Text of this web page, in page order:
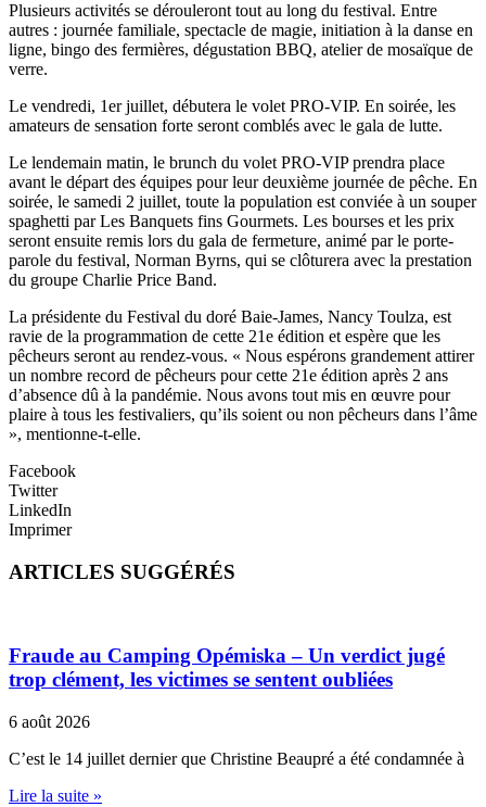
Plusieurs activités se dérouleront tout au long du festival. Entre
autres : journée familiale, spectacle de magie, initiation à la danse en
ligne, bingo des fermières, dégustation BBQ, atelier de mosaïque de
verre.
Le vendredi, 1er juillet, débutera le volet PRO-VIP. En soirée, les
amateurs de sensation forte seront comblés avec le gala de lutte.
Le lendemain matin, le brunch du volet PRO-VIP prendra place
avant le départ des équipes pour leur deuxième journée de pêche. En
soirée, le samedi 2 juillet, toute la population est conviée à un souper
spaghetti par Les Banquets fins Gourmets. Les bourses et les prix
seront ensuite remis lors du gala de fermeture, animé par le porte-
parole du festival, Norman Byrns, qui se clôturera avec la prestation
du groupe Charlie Price Band.
La présidente du Festival du doré Baie-James, Nancy Toulza, est
ravie de la programmation de cette 21e édition et espère que les
pêcheurs seront au rendez-vous. « Nous espérons grandement attirer
un nombre record de pêcheurs pour cette 21e édition après 2 ans
d’absence dû à la pandémie. Nous avons tout mis en œuvre pour
plaire à tous les festivaliers, qu’ils soient ou non pêcheurs dans l’âme
», mentionne-t-elle.
Facebook
Twitter
LinkedIn
Imprimer
ARTICLES SUGGÉRÉS
Fraude au Camping Opémiska – Un verdict jugé
trop clément, les victimes se sentent oubliées
6 août 2026
C’est le 14 juillet dernier que Christine Beaupré a été condamnée à
Lire la suite »